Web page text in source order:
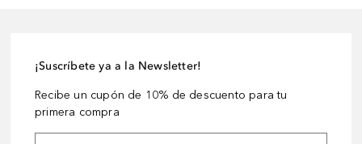
¡Suscríbete ya a la Newsletter!
Recibe un cupón de 10% de descuento para tu
primera compra